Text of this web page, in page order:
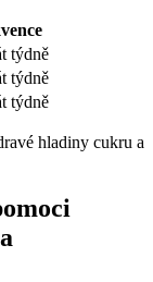
týdně
týdně
týdně